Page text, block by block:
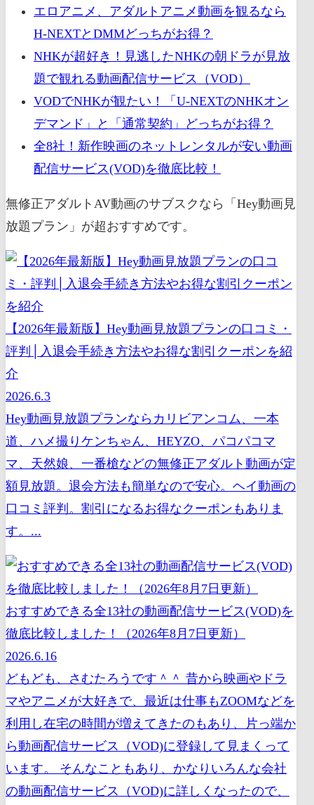
エロアニメ、アダルトアニメ動画を観るなら
H-NEXTとDMMどっちがお得？
NHKが超好き！見逃したNHKの朝ドラが見放
題で観れる動画配信サービス（VOD）
VODでNHKが観たい！「U-NEXTのNHKオン
デマンド」と「通常契約」どっちがお得？
全8社！新作映画のネットレンタルが安い動画
配信サービス(VOD)を徹底比較！
無修正アダルトAV動画のサブスクなら「Hey動画見
放題プラン」が超おすすめです。
【2026年最新版】Hey動画見放題プランの口コミ・
評判│入退会手続き方法やお得な割引クーポンを紹
介
2026.6.3
Hey動画見放題プランならカリビアンコム、一本
道、ハメ撮りケンちゃん、HEYZO、パコパコマ
マ、天然娘、一番槍などの無修正アダルト動画が定
額見放題。退会方法も簡単なので安心。ヘイ動画の
口コミ評判。割引になるお得なクーポンもありま
す。...
おすすめできる全13社の動画配信サービス(VOD)を
徹底比較しました！（2026年8月7日更新）
2026.6.16
どもども、さむたろうです＾＾ 昔から映画やドラ
マやアニメが大好きで、最近は仕事もZOOMなどを
利用し在宅の時間が増えてきたのもあり、片っ端か
ら動画配信サービス（VOD)に登録して見まくって
います。 そんなこともあり、かなりいろんな会社
の動画配信サービス（VOD)に詳しくなったので、